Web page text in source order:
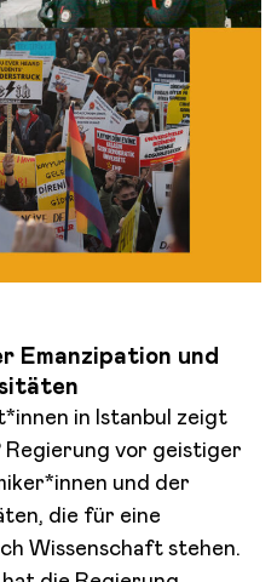
Emanzipation und
in Istanbul zeigt
vor geistiger
und der
die für eine
Wissenschaft stehen.